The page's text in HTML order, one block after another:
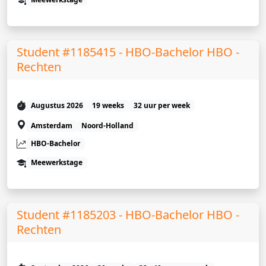
Student #1185415 - HBO-Bachelor HBO -
Rechten
Augustus 2026 19 weeks
32 uur per week
Amsterdam
Noord-Holland
HBO-Bachelor
Meewerkstage
Student #1185203 - HBO-Bachelor HBO -
Rechten